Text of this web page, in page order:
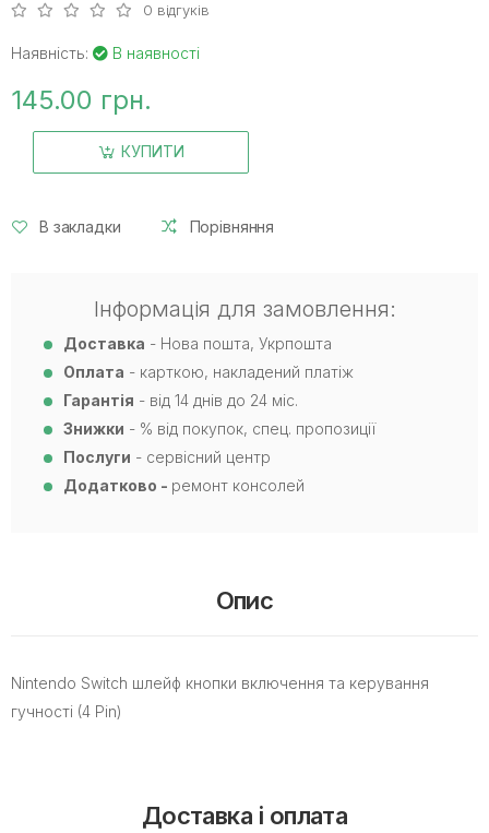
0 відгуків
Наявність: В наявності
145.00 грн.
КУПИТИ
В закладки Порівняння
Інформація для замовлення:
Доставка - Нова пошта, Укрпошта
Оплата - карткою, накладений платіж
Гарантія - від 14 днів до 24 міс.
Знижки - % від покупок, спец. пропозиції
Послуги - сервісний центр
Додатково - ремонт консолей
Опис
Nintendo Switch шлейф кнопки включення та керування
гучності (4 Pin)
Доставка і оплата